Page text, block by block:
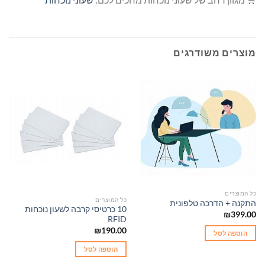
מוצרים משודרגים
כל המוצרים
התקנה + הדרכה טלפונית
₪399.00
הוספה לסל
כל המוצרים
10 כרטיסי קרבה לשעון נוכחות
RFID
₪190.00
הוספה לסל